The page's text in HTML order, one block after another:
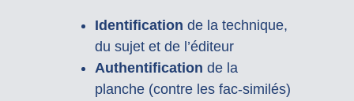
Identification de la technique,
du sujet et de l’éditeur
Authentification de la
planche (contre les fac-similés)